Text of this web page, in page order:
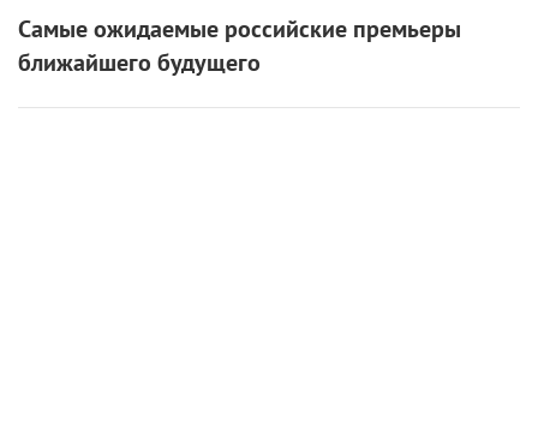
Самые ожидаемые российские премьеры
ближайшего будущего